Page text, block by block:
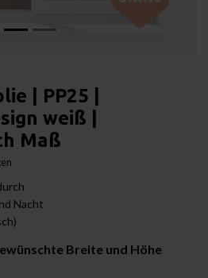
| PP25 |
weiß |
Maß
Nacht
Breite und Höhe